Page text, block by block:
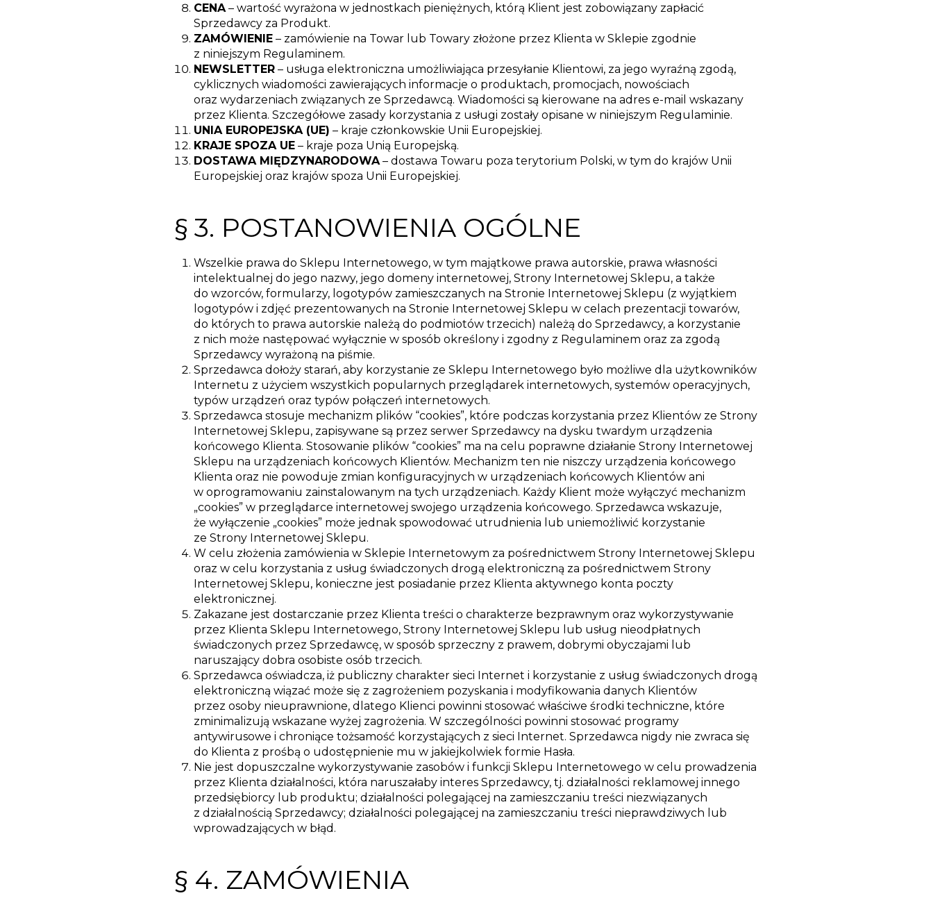
CENA – wartość wyrażona w jednostkach pieniężnych, którą Klient jest zobowiązany zapłacić
Sprzedawcy za Produkt.
ZAMÓWIENIE – zamówienie na Towar lub Towary złożone przez Klienta w Sklepie zgodnie
z niniejszym Regulaminem.
NEWSLETTER – usługa elektroniczna umożliwiająca przesyłanie Klientowi, za jego wyraźną zgodą,
cyklicznych wiadomości zawierających informacje o produktach, promocjach, nowościach
oraz wydarzeniach związanych ze Sprzedawcą. Wiadomości są kierowane na adres e-mail wskazany
przez Klienta. Szczegółowe zasady korzystania z usługi zostały opisane w niniejszym Regulaminie.
UNIA EUROPEJSKA (UE) – kraje członkowskie Unii Europejskiej.
KRAJE SPOZA UE – kraje poza Unią Europejską.
DOSTAWA MIĘDZYNARODOWA – dostawa Towaru poza terytorium Polski, w tym do krajów Unii
Europejskiej oraz krajów spoza Unii Europejskiej.
§ 3. POSTANOWIENIA OGÓLNE
Wszelkie prawa do Sklepu Internetowego, w tym majątkowe prawa autorskie, prawa własności
intelektualnej do jego nazwy, jego domeny internetowej, Strony Internetowej Sklepu, a także
do wzorców, formularzy, logotypów zamieszczanych na Stronie Internetowej Sklepu (z wyjątkiem
logotypów i zdjęć prezentowanych na Stronie Internetowej Sklepu w celach prezentacji towarów,
do których to prawa autorskie należą do podmiotów trzecich) należą do Sprzedawcy, a korzystanie
z nich może następować wyłącznie w sposób określony i zgodny z Regulaminem oraz za zgodą
Sprzedawcy wyrażoną na piśmie.
Sprzedawca dołoży starań, aby korzystanie ze Sklepu Internetowego było możliwe dla użytkowników
Internetu z użyciem wszystkich popularnych przeglądarek internetowych, systemów operacyjnych,
typów urządzeń oraz typów połączeń internetowych.
Sprzedawca stosuje mechanizm plików “cookies”, które podczas korzystania przez Klientów ze Strony
Internetowej Sklepu, zapisywane są przez serwer Sprzedawcy na dysku twardym urządzenia
końcowego Klienta. Stosowanie plików “cookies” ma na celu poprawne działanie Strony Internetowej
Sklepu na urządzeniach końcowych Klientów. Mechanizm ten nie niszczy urządzenia końcowego
Klienta oraz nie powoduje zmian konfiguracyjnych w urządzeniach końcowych Klientów ani
w oprogramowaniu zainstalowanym na tych urządzeniach. Każdy Klient może wyłączyć mechanizm
„cookies” w przeglądarce internetowej swojego urządzenia końcowego. Sprzedawca wskazuje,
że wyłączenie „cookies” może jednak spowodować utrudnienia lub uniemożliwić korzystanie
ze Strony Internetowej Sklepu.
W celu złożenia zamówienia w Sklepie Internetowym za pośrednictwem Strony Internetowej Sklepu
oraz w celu korzystania z usług świadczonych drogą elektroniczną za pośrednictwem Strony
Internetowej Sklepu, konieczne jest posiadanie przez Klienta aktywnego konta poczty
elektronicznej.
Zakazane jest dostarczanie przez Klienta treści o charakterze bezprawnym oraz wykorzystywanie
przez Klienta Sklepu Internetowego, Strony Internetowej Sklepu lub usług nieodpłatnych
świadczonych przez Sprzedawcę, w sposób sprzeczny z prawem, dobrymi obyczajami lub
naruszający dobra osobiste osób trzecich.
Sprzedawca oświadcza, iż publiczny charakter sieci Internet i korzystanie z usług świadczonych drogą
elektroniczną wiązać może się z zagrożeniem pozyskania i modyfikowania danych Klientów
przez osoby nieuprawnione, dlatego Klienci powinni stosować właściwe środki techniczne, które
zminimalizują wskazane wyżej zagrożenia. W szczególności powinni stosować programy
antywirusowe i chroniące tożsamość korzystających z sieci Internet. Sprzedawca nigdy nie zwraca się
do Klienta z prośbą o udostępnienie mu w jakiejkolwiek formie Hasła.
Nie jest dopuszczalne wykorzystywanie zasobów i funkcji Sklepu Internetowego w celu prowadzenia
przez Klienta działalności, która naruszałaby interes Sprzedawcy, tj. działalności reklamowej innego
przedsiębiorcy lub produktu; działalności polegającej na zamieszczaniu treści niezwiązanych
z działalnością Sprzedawcy; działalności polegającej na zamieszczaniu treści nieprawdziwych lub
wprowadzających w błąd.
§ 4. ZAMÓWIENIA